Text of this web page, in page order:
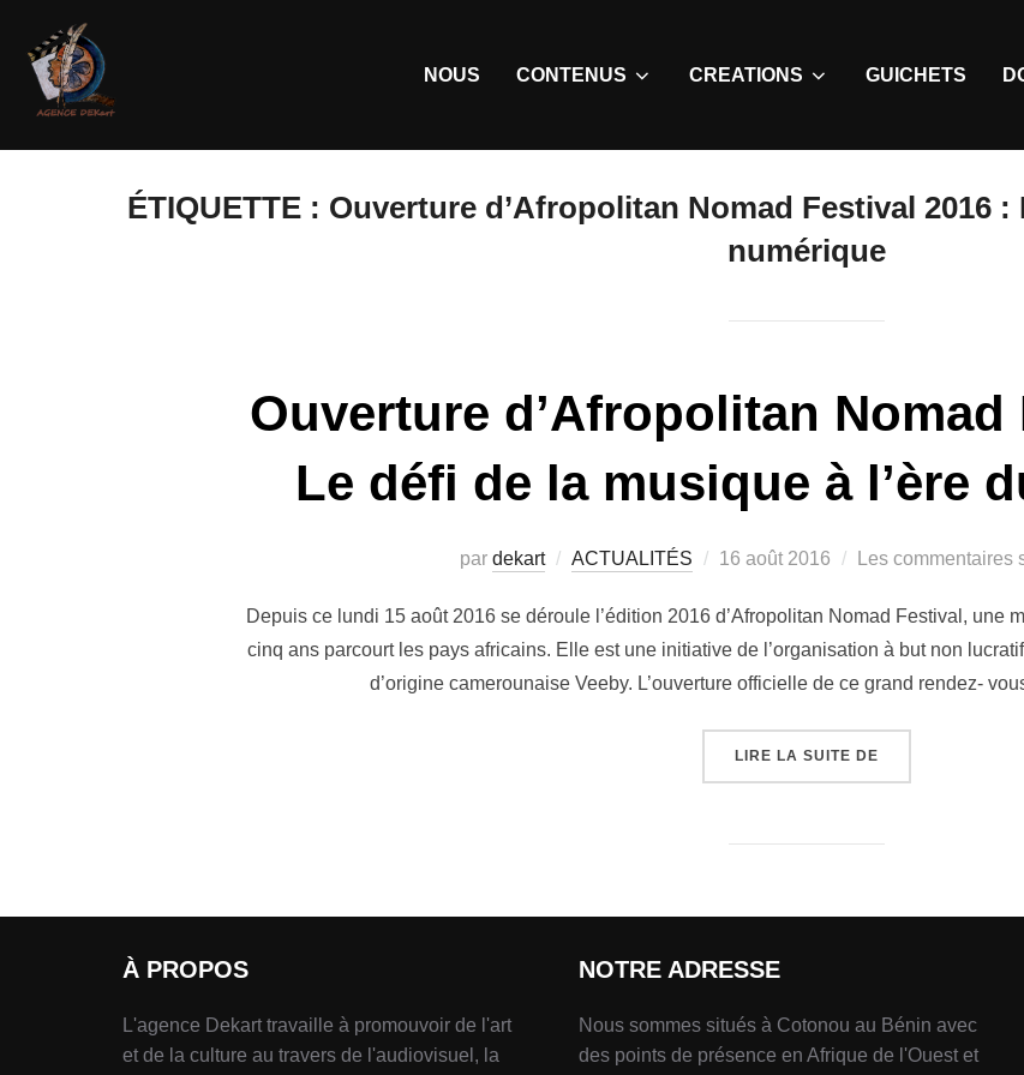
NOUS CONTENUS CREATIONS GUICHETS
ÉTIQUETTE : Ouverture d’Afropolitan Nomad Festival 2016
numérique
Ouverture d’Afropolitan Nomad
Le défi de la musique à l’ère
par dekart ACTUALITÉS 16 août 2016 Les commentaires
Depuis ce lundi 15 août 2016 se déroule l’édition 2016 d’Afropolitan Nomad Festival, une
cinq ans parcourt les pays africains. Elle est une initiative de l’organisation à but non
d’origine camerounaise Veeby. L’ouverture officielle de ce grand rendez-
LIRE LA SUITE DE
À PROPOS
L'agence Dekart travaille à promouvoir de l'art
et de la culture au travers de l'audiovisuel, la
NOTRE ADRESSE
Nous sommes situés à Cotonou au Bénin avec
des points de présence en Afrique de l'Ouest et